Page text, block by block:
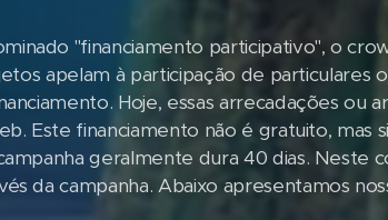
"financiamento participativo", o
apelam à participação de particulares
Hoje, essas arrecadações ou
Este financiamento não é gratuito, mas
geralmente dura 40 dias. Neste
da campanha. Abaixo apresentamos